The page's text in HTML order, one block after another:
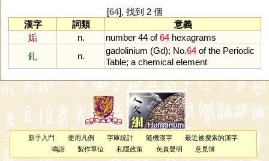
[64], 找到 2 個
漢字
詞類
意義
姤
n. number 44 of 64 hexagrams
釓
n.
gadolinium (Gd); No.64 of the Periodic
Table; a chemical element
新手入門 使用凡例 字庫統計 隨機漢字
最近被搜索的漢字
鳴謝
製作單位 私隱政策 免責聲明 意見簿